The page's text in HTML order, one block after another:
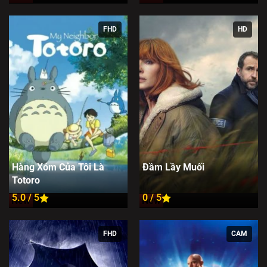
FHD
New
Hàng Xóm Của Tôi Là
Totoro
5.0 / 5
HD
New
Đầm Lầy Muối
0 / 5
FHD CAM